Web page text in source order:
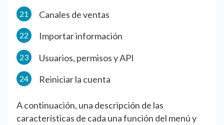
Canales de ventas
Importar información
Usuarios, permisos y API
Reiniciar la cuenta
A continuación, una descripción de las
características de cada una función del menú y